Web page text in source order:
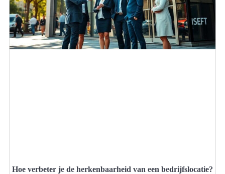
Hoe verbeter je de herkenbaarheid van een bedrijfslocatie?